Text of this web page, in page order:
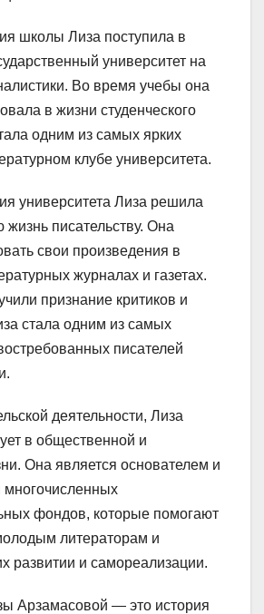
школы Лиза поступила в
университет на
Во время учебы она
в жизни студенческого
одним из самых ярких
клубе университета.
университета Лиза решила
жизнь писательству. Она
свои произведения в
журналах и газетах.
признание критиков и
стала одним из самых
писателей
деятельности, Лиза
в общественной и
Она является основателем и
многочисленных
фондов, которые помогают
литераторам и
развитии и самореализации.
Арзамасовой — это история